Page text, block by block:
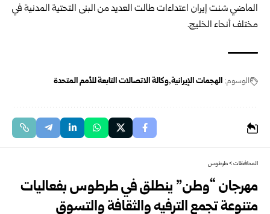
الماضي شنت إيران اعتداءات طالت العديد من البنى التحتية المدنية في
مختلف أنحاء الخليج.
الوسوم: الهجمات الإيرانية وكالة الاتصالات التابعة للأمم المتحدة
المحافظات>طرطوس
مهرجان “وطن” ينطلق في طرطوس بفعاليات
متنوعة تجمع الترفيه والثقافة والتسوق